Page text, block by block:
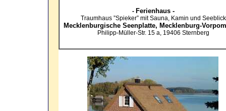
- Ferienhaus -
Traumhaus ”Spieker” mit Sauna, Kamin und Seeblick
Mecklenburgische Seenplatte, Mecklenburg-
Philipp-Müller-Str. 15 a, 19406 Sternberg